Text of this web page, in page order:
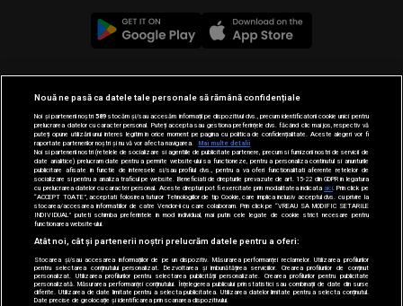
© 2019-2026 DOGAN MEDIA INTERNATIONAL SA, Toate
drepturile rezervate.
Nouă ne pasă ca datele tale personale să rămână confidențiale
Noi și partenerii noștri589stocăm și/sau accesăm informații pe dispozitivul dvs., precum identificatorii cookie unici pentru
prelucrarea datelor cu caracter personal. Puteți accepta sau gestiona preferințele dvs. făcând clic mai jos, respectiv vă
puteți opune utilizării unui interes legitim în orice moment pe pagina cu politica de confidențialitate. Aceste alegeri vor fi
raportate partenerilor noștri și nu vă vor afecta navigarea.
Mai multe detalii
Noi si partenerii nostri (retelele de socializare si agentiile de publicitate partenere, precum si furnizorii nostri de servicii de
date analitice) prelucram date pentru a permite website-ului sa functioneze, pentru a personaliza continutul si anunturile
publicitare afisate in functie de interesele si/sau profilul dvs., pentru a va oferi functionalitati aferente retelelor de
socializare si pentru a analiza traficul pe website. Beneficiati de drepturile prevazute de art. 15-22 din GDPR in legatura
cu prelucrarea datelor cu caracter personal. Aceste drepturi pot fi exercitate prin modalitatea indicataaici . Prin click pe
“ACCEPT TOATE”, acceptati folosirea tuturor Tehnologiilor de tip Cookie, care implica inclusiv acceptul dvs. cu privire la
stocarea/accesarea informatiilor de catre Vendor-ii cu care colaboram. Prin click pe “VREAU SA MODIFIC SETARILE
INDIVIDUAL” puteti schimba preferintele in mod individual, mai putin cele legate de cookie strict necesare pentru
functionarea website-ului.
Atât noi, cât și partenerii noștri prelucrăm datele pentru a oferi:
Stocarea și/sau accesarea informațiilor de pe un dispozitiv. Măsurarea performanței reclamelor. Utilizarea profilurilor
pentru selectarea conținutului personalizat. Dezvoltarea și îmbunătățirea serviciilor. Crearea profilurilor de conținut
personalizat. Utilizarea profilurilor pentru selectarea publicității personalizate. Crearea profilurilor pentru publicitate
personalizată. Măsurarea performanței conținutului. Înțelegerea publicului prin statistici sau combinații de date din surse
diferite. Utilizarea de date limitate pentru a selecta publicitatea. Utilizarea datelor limitate pentru a selecta conținutul.
Date precise de geolocație și identificarea prin scanarea dispozitivului.